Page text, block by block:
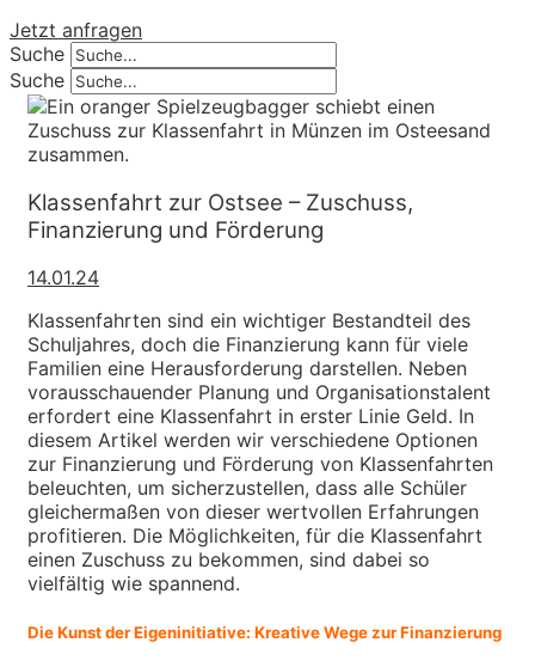
Jetzt anfragen
Suche
Suche
Klassenfahrt zur Ostsee – Zuschuss,
Finanzierung und Förderung
14.01.24
Klassenfahrten sind ein wichtiger Bestandteil des
Schuljahres, doch die Finanzierung kann für viele
Familien eine Herausforderung darstellen. Neben
vorausschauender Planung und Organisationstalent
erfordert eine Klassenfahrt in erster Linie Geld. In
diesem Artikel werden wir verschiedene Optionen
zur Finanzierung und Förderung von Klassenfahrten
beleuchten, um sicherzustellen, dass alle Schüler
gleichermaßen von dieser wertvollen Erfahrungen
profitieren. Die Möglichkeiten, für die Klassenfahrt
einen Zuschuss zu bekommen, sind dabei so
vielfältig wie spannend.
Die Kunst der Eigeninitiative: Kreative Wege zur Finanzierung